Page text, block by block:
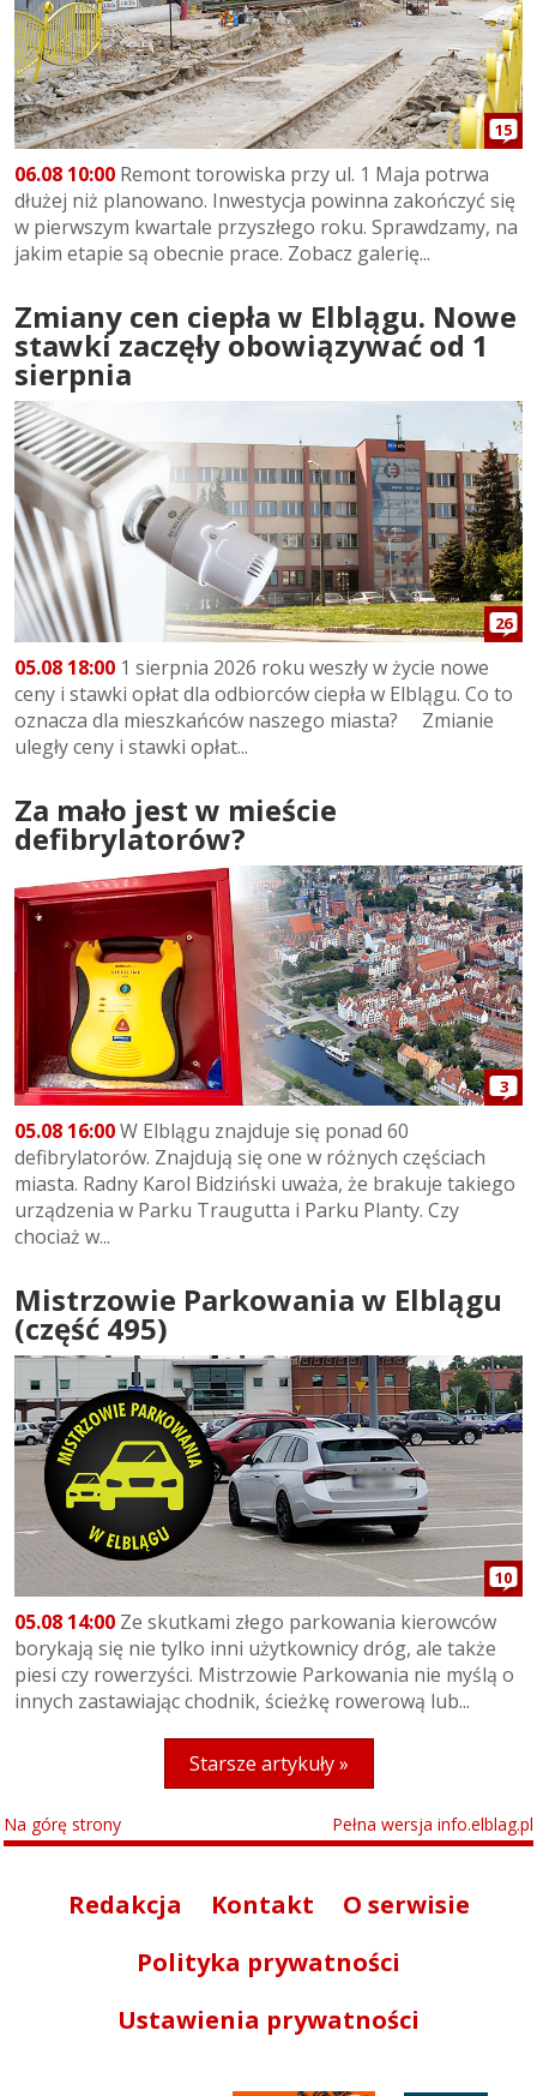
15
06.08 10:00 Remont torowiska przy ul. 1 Maja potrwa
dłużej niż planowano. Inwestycja powinna zakończyć się
w pierwszym kwartale przyszłego roku. Sprawdzamy, na
jakim etapie są obecnie prace. Zobacz galerię...
Zmiany cen ciepła w Elblągu. Nowe
stawki zaczęły obowiązywać od 1
sierpnia
26
05.08 18:00 1 sierpnia 2026 roku weszły w życie nowe
ceny i stawki opłat dla odbiorców ciepła w Elblągu. Co to
oznacza dla mieszkańców naszego miasta? Zmianie
uległy ceny i stawki opłat...
Za mało jest w mieście
defibrylatorów?
3
05.08 16:00W Elblągu znajduje się ponad 60
defibrylatorów. Znajdują się one w różnych częściach
miasta. Radny Karol Bidziński uważa, że brakuje takiego
urządzenia w Parku Traugutta i Parku Planty. Czy
chociaż w...
Mistrzowie Parkowania w Elblągu
(część 495)
10
05.08 14:00 Ze skutkami złego parkowania kierowców
borykają się nie tylko inni użytkownicy dróg, ale także
piesi czy rowerzyści. Mistrzowie Parkowania nie myślą o
innych zastawiając chodnik, ścieżkę rowerową lub...
Starsze artykuły »
Na górę strony Pełna wersja info.elblag.pl
Redakcja Kontakt
O serwisie
Polityka prywatności
Ustawienia prywatności